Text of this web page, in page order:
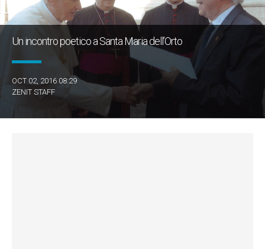
Un incontro poetico a Santa Maria dell’Orto
OCT 02, 2016 08:29
ZENIT STAFF